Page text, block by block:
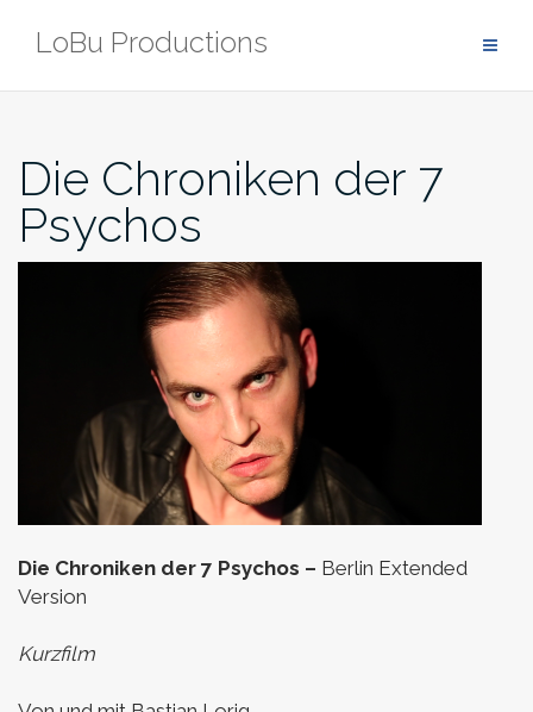
LoBu Productions
Die Chroniken der 7
Psychos
Die Chroniken der 7 Psychos – Berlin Extended
Version
Kurzfilm